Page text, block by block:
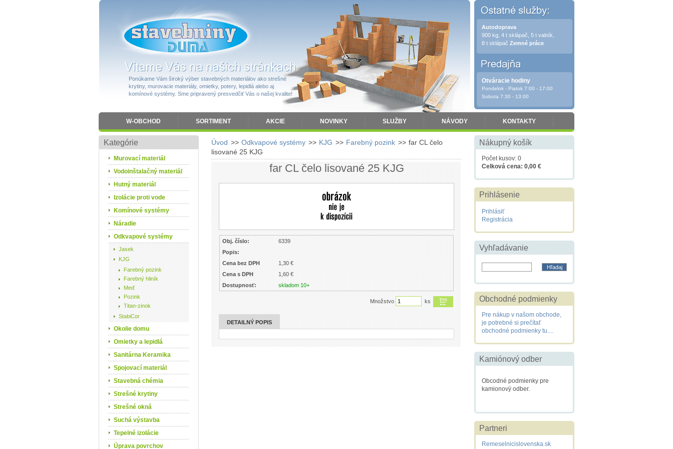
Ponúkame Vám široký výber stavebných materiálov ako strešné
krytiny, murovacie materiály, omietky, potery, lepidlá alebo aj
komínové systémy. Sme pripravený presvedčiť Vás o našej kvalite!
W-OBCHOD SORTIMENT AKCIE NOVINKY SLUŽBY NÁVODY KONTAKTY
Autodoprava
900 kg, 4 t sklápač, 5 t valník,
8 t sklápač Zemné práce
Otváracie hodiny
Pondelok - Piatok 7:00 - 17:00
Sobota 7:30 - 13:00
Úvod >> Odkvapové systémy >> KJG >> Farebný pozink >> far CL čelo
lisované 25 KJG
far CL čelo lisované 25 KJG
Obj. číslo:
6339
Popis:
Cena bez DPH
1,30 €
Cena s DPH
1,60 €
Dostupnosť:
skladom 10+
Množstvo ks
DETAILNÝ POPIS
Kategórie
Murovací materiál
Vodoinštalačný materiál
Hutný materiál
Izolácie proti vode
Komínové systémy
Náradie
Odkvapové systémy
Jasek
KJG
Farebný pozink
Farebný hliník
Meď
Pozink
Titan-zinok
StabiCor
Okolie domu
Omietky a lepidlá
Sanitárna Keramika
Spojovací materiál
Stavebná chémia
Strešné krytiny
Strešné okná
Suchá výstavba
Tepelné izolácie
Úprava povrchov
Nákupný košík
Počet kusov: 0
Celková cena: 0,00 €
Prihlásenie
Prihlásiť
Registrácia
Vyhľadávanie
Obchodné podmienky
Pre nákup v našom obchode,
je potrebné si prečítať
obchodné podmienky tu....
Kamiónový odber
Obcodné podmienky pre
kamionový odber.
Partneri
Remeselnicislovenska.sk